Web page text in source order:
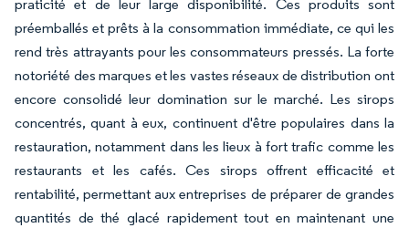
praticité et de leur large disponibilité. Ces produits sont
préemballés et prêts à la consommation immédiate, ce qui les
rend très attrayants pour les consommateurs pressés. La forte
notoriété des marques et les vastes réseaux de distribution ont
encore consolidé leur domination sur le marché. Les sirops
concentrés, quant à eux, continuent d'être populaires dans la
restauration, notamment dans les lieux à fort trafic comme les
restaurants et les cafés. Ces sirops offrent efficacité et
rentabilité, permettant aux entreprises de préparer de grandes
quantités de thé glacé rapidement tout en maintenant une